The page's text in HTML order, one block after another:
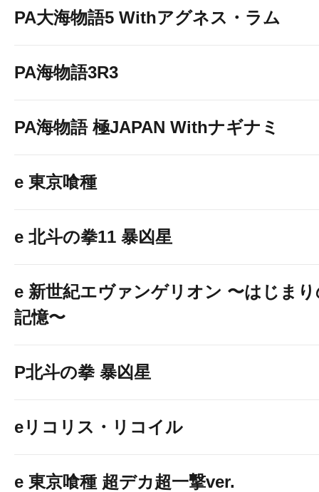
PA大海物語5 Withアグネス・ラム
PA海物語3R3
PA海物語 極JAPAN Withナギナミ
e 東京喰種
e 北斗の拳11 暴凶星
e 新世紀エヴァンゲリオン 〜はじま
記憶〜
P北斗の拳 暴凶星
eリコリス・リコイル
e 東京喰種 超デカ超一撃ver.